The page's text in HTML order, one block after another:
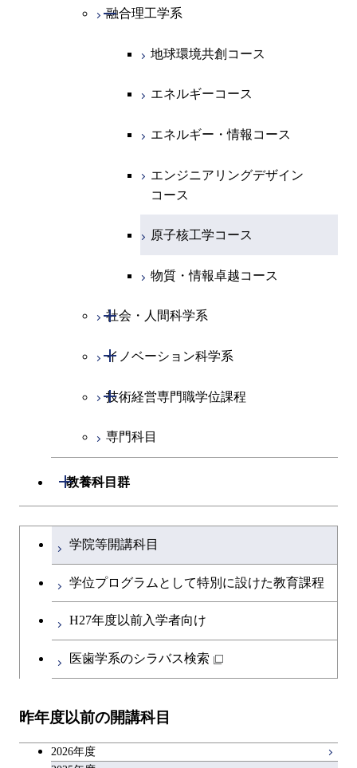
原子核工学コース
人間医療科学技術コース
ース
人間医療科学技術コース
原子核工学コース
人間医療科学技術コース
物質・情報卓越コース
ース
原子核工学コース
地球生命コース
人間医療科学技術コース
物質・情報卓越コース
知能情報コース
エネルギー・情報コース
人間医療科学技術コース
物質・情報卓越コース
人間医療科学技術コース
エンジニアリングデザイン
土木工学コース
エンジニアリングデザイン
融合理工学系
開閉
地球環境共創コース
エネルギーコース
エネルギー・情報コース
エンジニアリングデザイン
コース
原子核工学コース
物質・情報卓越コース
社会・人間科学系
開閉
社会・人間科学コース
イノベーション科学系
開閉
イノベーション科学コース
人間医療科学技術コース
技術経営専門職学位課程
開閉
技術経営専門職学位課程
専門科目
教養科目群
開閉
文系教養科目
英語科目
第二外国語科目
キャリア科目
大学院課程を切り替える
学院等開講科目
学位プログラムとして特別に設けた教育課程
H27年度以前入学者向け
医歯学系のシラバス検索
昨年度以前の開講科目
2026年度